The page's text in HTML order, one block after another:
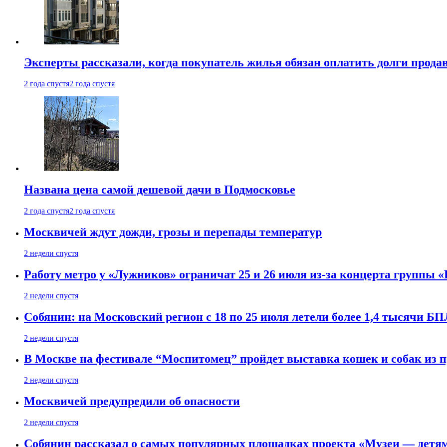
Эксперты рассказали, когда покупатель жилья обязан оплатить долги
2 года спустя2 года спустя
Названа цена самой дешевой дачи в Подмосковье
2 года спустя2 года спустя
Москвичей ждут дожди, грозы и перепады температур
2 недели спустя
Работу метро у «Лужников» ограничат 25 и 26 июля из-за концерта группы
2 недели спустя
Собянин: на Московский регион с 18 по 25 июля летели более 1,4 тысячи
2 недели спустя
В Москве на фестивале “Моспитомец” пройдет выставка кошек и собак из
2 недели спустя
Москвичей предупредили об опасности
2 недели спустя
Собянин рассказал о самых популярных площадках проекта «Музеи —